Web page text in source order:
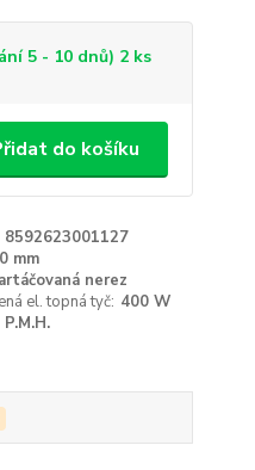
5 - 10 dnů) 2 ks
do košíku
8592623001127
mm
nerez
el. topná tyč: 400 W
P.M.H.